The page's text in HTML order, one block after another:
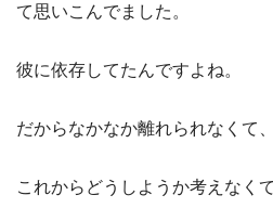
て思いこんでました。
彼に依存してたんですよね。
だからなかなか離れられなくて
これからどうしようか考えなく